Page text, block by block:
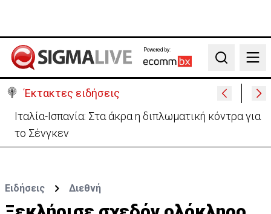
Powered by:
Search
Έκτακτες ειδήσεις
Ιταλία-Ισπανία: Στα άκρα η διπλωματική κόντρα για
το Σένγκεν
Ειδήσεις Διεθνή